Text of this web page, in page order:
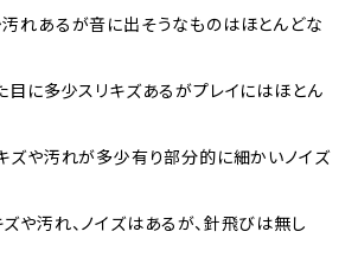
れあるが音に出そうなものはほとんどな
に多少スリキズあるがプレイにはほとん
や汚れが多少有り部分的に細かいノイズ
汚れ、ノイズはあるが、針飛びは無し